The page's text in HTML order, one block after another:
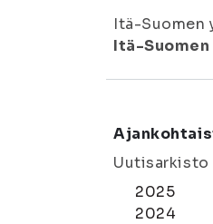
Itä-Suomen
Itä-
Uutisarkisto
2025
2024